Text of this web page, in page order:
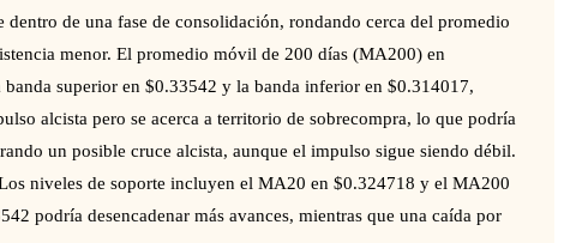
de una fase de consolidación, rondando cerca del promedio
menor. El promedio móvil de 200 días (MA200) en
superior en $0.33542 y la banda inferior en $0.314017,
alcista pero se acerca a territorio de sobrecompra, lo que podría
un posible cruce alcista, aunque el impulso sigue siendo débil.
niveles de soporte incluyen el MA20 en $0.324718 y el MA200
podría desencadenar más avances, mientras que una caída por